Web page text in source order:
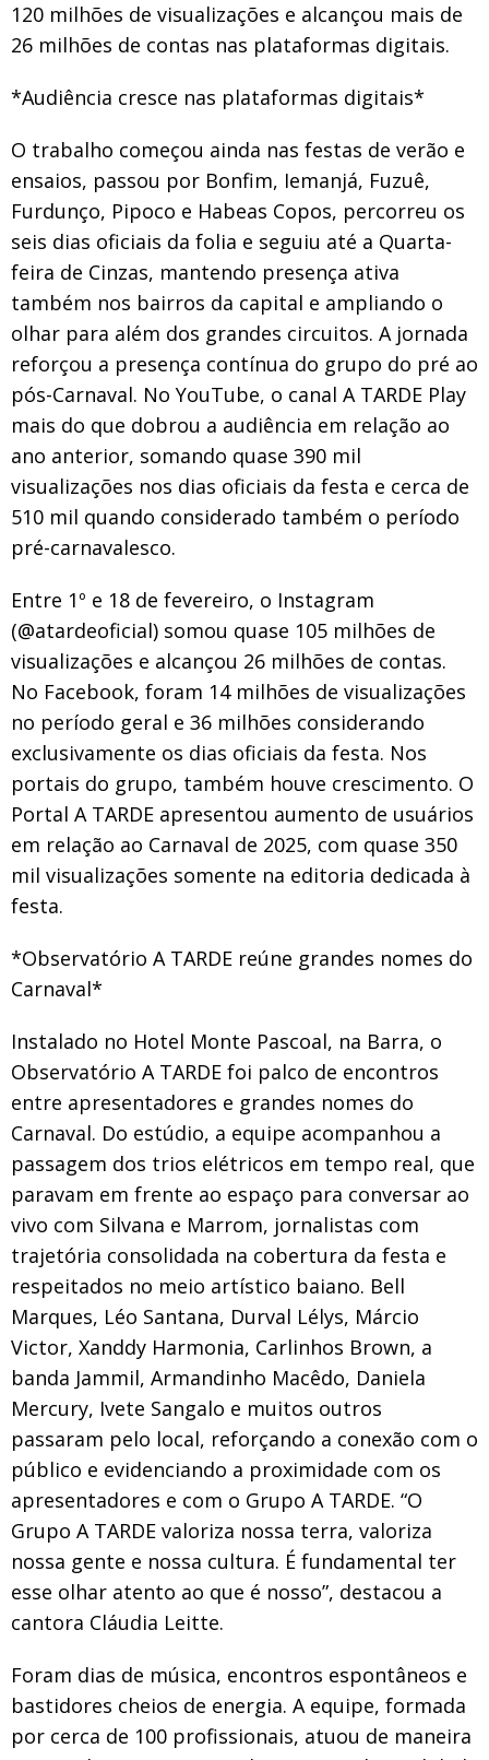
120 milhões de visualizações e alcançou mais de
26 milhões de contas nas plataformas digitais.
*Audiência cresce nas plataformas digitais*
O trabalho começou ainda nas festas de verão e
ensaios, passou por Bonfim, Iemanjá, Fuzuê,
Furdunço, Pipoco e Habeas Copos, percorreu os
seis dias oficiais da folia e seguiu até a Quarta-
feira de Cinzas, mantendo presença ativa
também nos bairros da capital e ampliando o
olhar para além dos grandes circuitos. A jornada
reforçou a presença contínua do grupo do pré ao
pós-Carnaval. No YouTube, o canal A TARDE Play
mais do que dobrou a audiência em relação ao
ano anterior, somando quase 390 mil
visualizações nos dias oficiais da festa e cerca de
510 mil quando considerado também o período
pré-carnavalesco.
Entre 1º e 18 de fevereiro, o Instagram
(@atardeoficial) somou quase 105 milhões de
visualizações e alcançou 26 milhões de contas.
No Facebook, foram 14 milhões de visualizações
no período geral e 36 milhões considerando
exclusivamente os dias oficiais da festa. Nos
portais do grupo, também houve crescimento. O
Portal A TARDE apresentou aumento de usuários
em relação ao Carnaval de 2025, com quase 350
mil visualizações somente na editoria dedicada à
festa.
*Observatório A TARDE reúne grandes nomes do
Carnaval*
Instalado no Hotel Monte Pascoal, na Barra, o
Observatório A TARDE foi palco de encontros
entre apresentadores e grandes nomes do
Carnaval. Do estúdio, a equipe acompanhou a
passagem dos trios elétricos em tempo real, que
paravam em frente ao espaço para conversar ao
vivo com Silvana e Marrom, jornalistas com
trajetória consolidada na cobertura da festa e
respeitados no meio artístico baiano. Bell
Marques, Léo Santana, Durval Lélys, Márcio
Victor, Xanddy Harmonia, Carlinhos Brown, a
banda Jammil, Armandinho Macêdo, Daniela
Mercury, Ivete Sangalo e muitos outros
passaram pelo local, reforçando a conexão com o
público e evidenciando a proximidade com os
apresentadores e com o Grupo A TARDE. “O
Grupo A TARDE valoriza nossa terra, valoriza
nossa gente e nossa cultura. É fundamental ter
esse olhar atento ao que é nosso”, destacou a
cantora Cláudia Leitte.
Foram dias de música, encontros espontâneos e
bastidores cheios de energia. A equipe, formada
por cerca de 100 profissionais, atuou de maneira